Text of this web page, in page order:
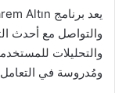
والتواصل مع أحدث
والتحليلات
ومُدروسة في